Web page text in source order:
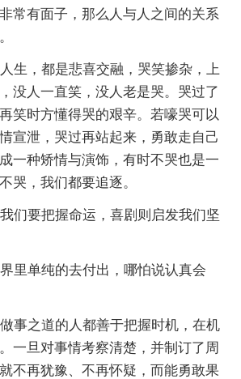
常有面子，那么人与人之间的关系
，都是悲喜交融，哭笑掺杂，上
没人一直笑，没人老是哭。哭过了
笑时方懂得哭的艰辛。若嚎哭可以
宣泄，哭过再站起来，勇敢走自己
一种矫情与演饰，有时不哭也是一
哭，我们都要追逐。
要把握命运，喜剧则启发我们坚
单纯的去付出，哪怕说认真会
之道的人都善于把握时机，在机
一旦对事情考察清楚，并制订了周
不再犹豫、不再怀疑，而能勇敢果